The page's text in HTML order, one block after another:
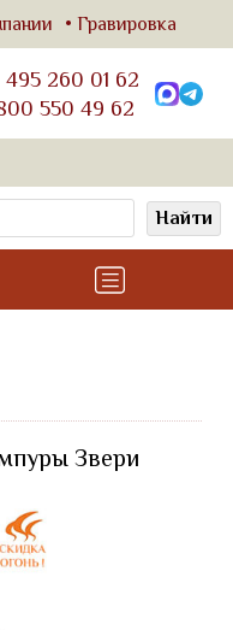
Гравировка
495 260 01 62
550 49 62
Найти
Звери